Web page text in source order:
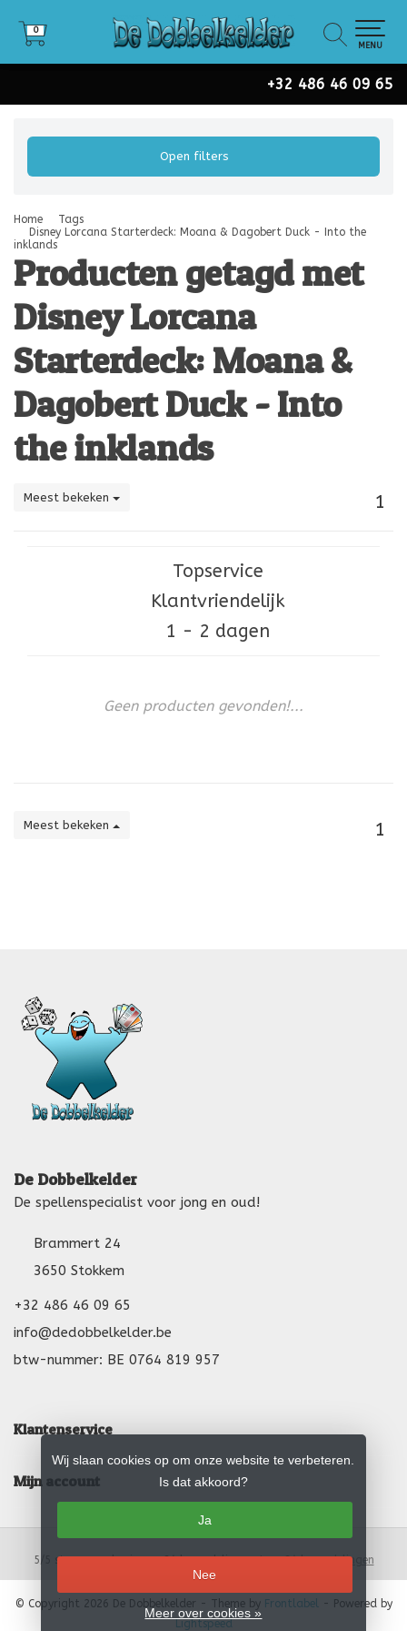
+32 486 46 09 65
0
0
MENU
Open filters
Home
Tags
Disney Lorcana Starterdeck: Moana & Dagobert Duck - Into the
inklands
Producten getagd met
Disney Lorcana
Starterdeck: Moana &
Dagobert Duck - Into
the inklands
Meest bekeken 1
Topservice
Klantvriendelijk
1 - 2 dagen
Geen producten gevonden!...
Meest bekeken 1
De Dobbelkelder
De spellenspecialist voor jong en oud!
Brammert 24
3650 Stokkem
+32 486 46 09 65
info@dedobbelkelder.be
btw-nummer: BE 0764 819 957
Klantenservice
Mijn account
5 sterren op basis van24beoordelingen.Lees 24 beoordelingen
Wij slaan cookies op om onze website te verbeteren.
Is dat akkoord?
Ja
Nee
Meer over cookies »
© Copyright 2026 De Dobbelkelder - Theme by Frontlabel
- Powered by
Lightspeed